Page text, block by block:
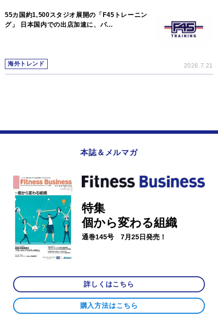
55カ国約1,500スタジオ展開の「F45トレーニン
グ」 日本国内での出店加速に、パ…
海外トレンド 2026.7.21
本誌＆メルマガ
特集
個から変わる組織
通巻145号 7月25日発売！
詳しくはこちら
購入方法はこちら